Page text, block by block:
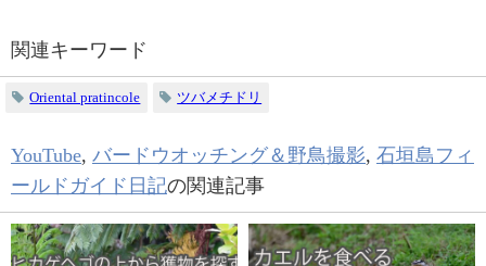
関連キーワード
Oriental pratincole ツバメチドリ
YouTube, バードウオッチング＆野鳥撮影, 石垣島フィ
ールドガイド日記の関連記事